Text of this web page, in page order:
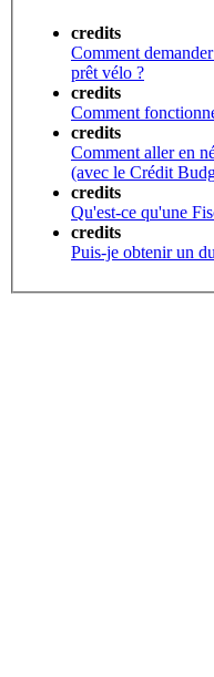
credits
Comment
prêt vélo ?
credits
Comment
credits
Comment aller en
(avec le Crédit
credits
Qu'est-ce qu'une
credits
Puis-je obtenir un